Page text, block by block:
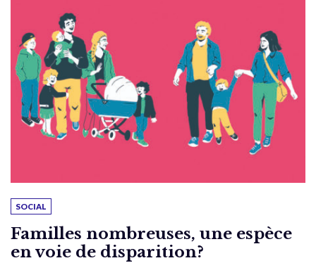
SOCIAL
Familles nombreuses, une espèce
en voie de disparition?